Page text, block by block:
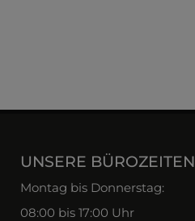
UNSERE BÜROZEITEN
Montag bis Donnerstag:
08:00 bis 17:00 Uhr